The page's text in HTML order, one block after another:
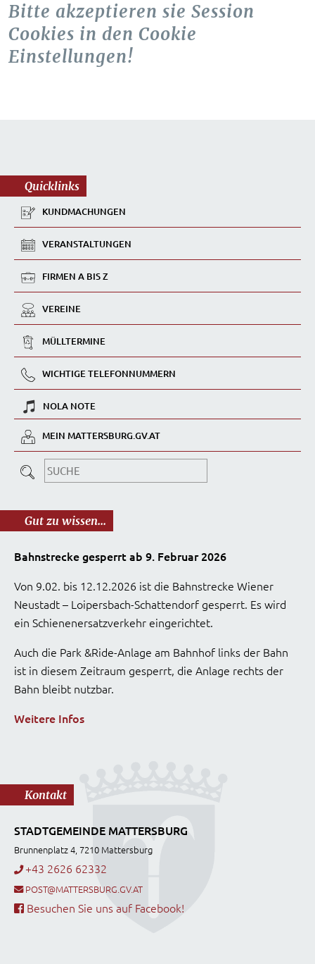
Bitte akzeptieren sie Session
Cookies in den Cookie
Einstellungen!
Quicklinks
KUNDMACHUNGEN
VERANSTALTUNGEN
FIRMEN A BIS Z
VEREINE
MÜLLTERMINE
WICHTIGE TELEFONNUMMERN
NOLA NOTE
MEIN MATTERSBURG.GV.AT
Gut zu wissen...
Bahnstrecke gesperrt ab 9. Februar 2026
Von 9.02. bis 12.12.2026 ist die Bahnstrecke Wiener
Neustadt – Loipersbach-Schattendorf gesperrt. Es wird
ein Schienenersatzverkehr eingerichtet.
Auch die Park &Ride-Anlage am Bahnhof links der Bahn
ist in diesem Zeitraum gesperrt, die Anlage rechts der
Bahn bleibt nutzbar.
Weitere Infos
Kontakt
STADTGEMEINDE MATTERSBURG
Brunnenplatz 4, 7210 Mattersburg
+43 2626 62332
POST@MATTERSBURG.GV.AT
Besuchen Sie uns auf Facebook!